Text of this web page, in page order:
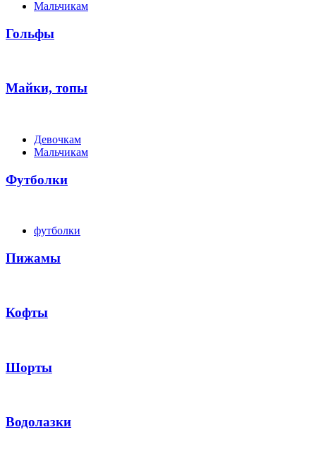
Мальчикам
Гольфы
Майки, топы
Девочкам
Мальчикам
Футболки
футболки
Пижамы
Кофты
Шорты
Водолазки